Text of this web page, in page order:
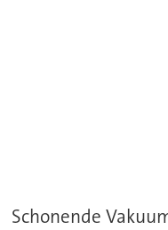
Schonende